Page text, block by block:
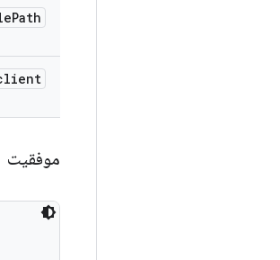
Path
موفقیت